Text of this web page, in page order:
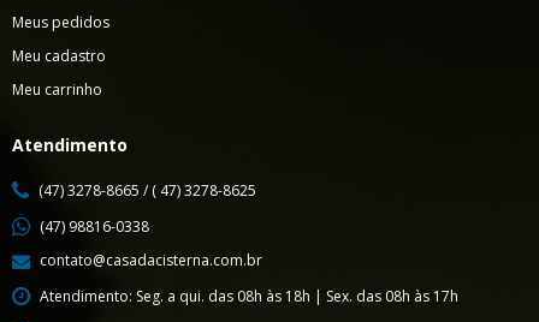
Meus pedidos
Meu cadastro
Meu carrinho
Atendimento
(47) 3278-8665 / ( 47) 3278-8625
(47) 98816-0338
contato@casadacisterna.com.br
Atendimento: Seg. a qui. das 08h às 18h | Sex. das 08h às 17h